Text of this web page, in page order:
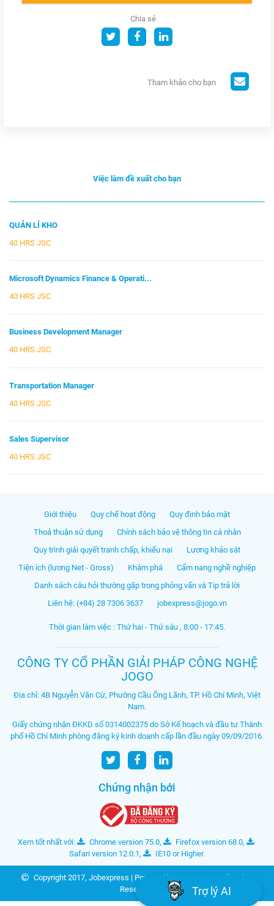
Chia sẻ
Tham khảo cho bạn
Việc làm đề xuất cho bạn
QUẢN LÍ KHO
40 HRS JSC
Microsoft Dynamics Finance & Operati...
40 HRS JSC
Business Development Manager
40 HRS JSC
Transportation Manager
40 HRS JSC
Sales Supervisor
40 HRS JSC
Giới thiệu Quy chế hoạt động
Quy định bảo mật
Thoả thuận sử dụng
Chính sách bảo vệ thông tin cá nhân
Quy trình giải quyết tranh chấp, khiếu nại
Lương khảo sát
Tiện ích (lương Net - Gross)
Khám phá
Cẩm nang nghề nghiệp
Danh sách câu hỏi thường gặp trong phỏng vấn và Tip trả lời
Liên hệ: (+84) 28 7306 3637
jobexpress@jogo.vn
Thời gian làm việc : Thứ hai - Thứ sáu , 8:00 - 17:45.
CÔNG TY CỔ PHẦN GIẢI PHÁP CÔNG NGHỆ
JOGO
Địa chỉ: 4B Nguyễn Văn Cừ, Phường Cầu Ông Lãnh, TP. Hồ Chí Minh, Việt
Nam.
Giấy chứng nhận ĐKKD số 0314002375 do Sở Kế hoạch và đầu tư Thành
phố Hồ Chí Minh phòng đăng ký kinh doanh cấp lần đầu ngày 09/09/2016.
Chứng nhận bởi
Xem tốt nhất với: Chrome version 75.0, Firefox version 68.0,
Safari version 12.0.1 , IE10 or Higher.
Copyright 2017, Jobexpress | Powered by
. All Rights
Reserved.
Trợ lý AI